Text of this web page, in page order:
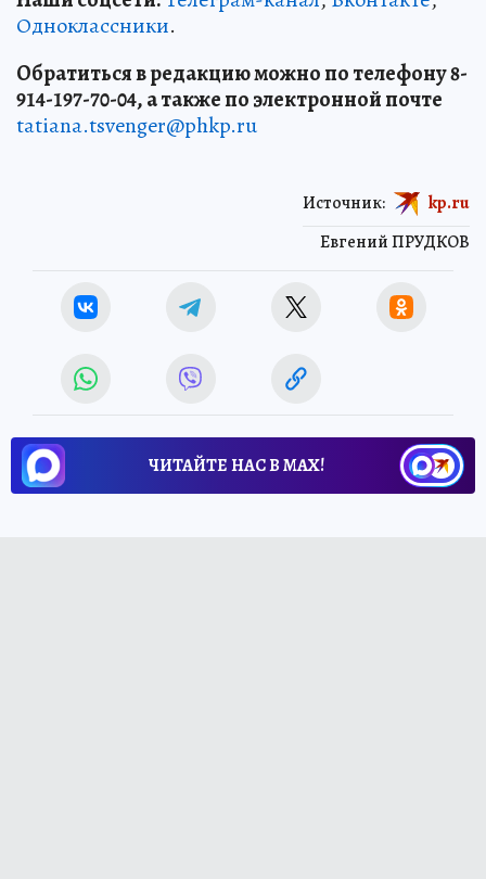
Одноклассники.
Обратиться в редакцию можно по телефону 8-
914-197-70-04, а также по электронной почте
tatiana.tsvenger@phkp.ru
Евгений ПРУДКОВ
Источник: kp.ru
ЧИТАЙТЕ НАС В МАХ!